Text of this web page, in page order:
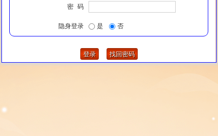
密 码
隐身登录 是 否